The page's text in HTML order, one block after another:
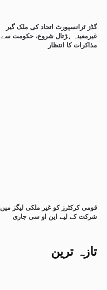
تازہ ترین
گڈز ٹرانسپورٹ اتحاد کی ملک گیر
غیرمعینہ ہڑتال شروع، حکومت سے
مذاکرات کا انتظار
قومی کرکٹرز کو غیر ملکی لیگز میں
شرکت کے لیے این او سی جاری